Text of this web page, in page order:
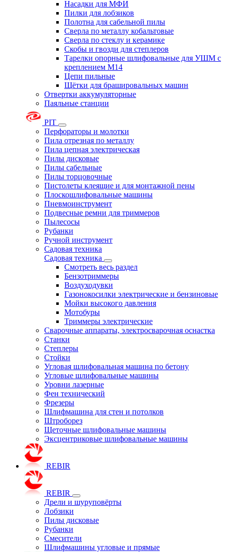
Насадки для МФИ
Пилки для лобзиков
Полотна для сабельной пилы
Сверла по металлу кобальтовые
Сверла по стеклу и керамике
Скобы и гвозди для степлеров
Тарелки опорные шлифовальные для УШМ с
креплением М14
Цепи пильные
Щётки для брашировальных машин
Отвертки аккумуляторные
Паяльные станции
PIT
Перфораторы и молотки
Пила отрезная по металлу
Пила цепная электрическая
Пилы дисковые
Пилы сабельные
Пилы торцовочные
Пистолеты клеящие и для монтажной пены
Плоскошлифовальные машины
Пневмоинструмент
Подвесные ремни для триммеров
Пылесосы
Рубанки
Ручной инструмент
Садовая техника
Садовая техника
Смотреть весь раздел
Бензотриммеры
Воздуходувки
Газонокосилки электрические и бензиновые
Мойки высокого давления
Мотобуры
Триммеры электрические
Сварочные аппараты, электросварочная оснастка
Станки
Степлеры
Стойки
Угловая шлифовальная машина по бетону
Угловые шлифовальные машины
Уровни лазерные
Фен технический
Фрезеры
Шлифмашина для стен и потолков
Штроборез
Щеточные шлифовальные машины
Эксцентриковые шлифовальные машины
REBIR
REBIR
Дрели и шуруповёрты
Лобзики
Пилы дисковые
Рубанки
Смесители
Шлифмашины угловые и прямые